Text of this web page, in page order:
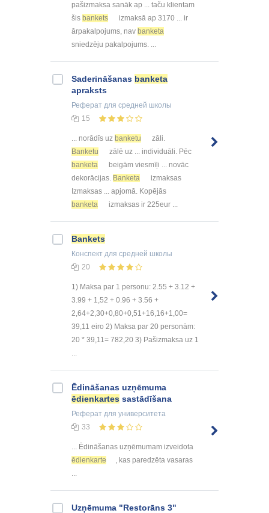
pašizmaksa sanāk ap ... taču klientam
šis bankets
izmaksā ap 3170 ... ir
ārpakalpojums, nav banketa
sniedzēju pakalpojums. ...
Saderināšanas banketa
apraksts
Реферат для средней школы
15
... norādīs uz banketu
zāli.
Banketu
zālē uz ... individuāli. Pēc
banketa
beigām viesmīļi ... novāc
dekorācijas. Banketa
izmaksas
Izmaksas ... apjomā. Kopējās
banketa
izmaksas ir 225eur ...
Bankets
Конспект для средней школы
20
1) Maksa par 1 personu: 2.55 + 3.12 +
3.99 + 1,52 + 0.96 + 3.56 +
2,64+2,30+0,80+0,51+16,16+1,00=
39,11 eiro 2) Maksa par 20 personām:
20 * 39,11= 782,20 3) Pašizmaksa uz 1
...
Ēdināšanas uzņēmuma
ēdienkartes sastādīšana
Реферат для университета
33
... Ēdināšanas uzņēmumam izveidota
ēdienkarte
, kas paredzēta vasaras
...
Uzņēmuma "Restorāns 3"